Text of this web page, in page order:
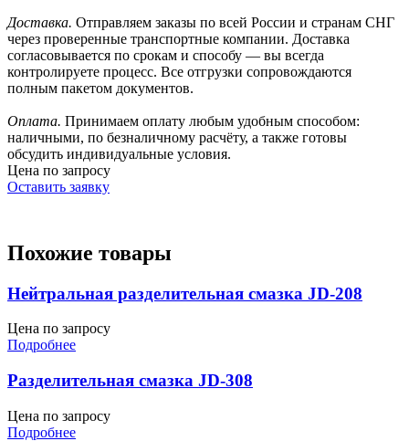
Доставка. Отправляем заказы по всей России и странам СНГ
через проверенные транспортные компании. Доставка
согласовывается по срокам и способу — вы всегда
контролируете процесс. Все отгрузки сопровождаются
полным пакетом документов.
Оплата. Принимаем оплату любым удобным способом:
наличными, по безналичному расчёту, а также готовы
обсудить индивидуальные условия.
Цена по запросу
Оставить заявку
Похожие товары
Нейтральная разделительная смазка JD-208
Цена по запросу
Подробнее
Разделительная смазка JD-308
Цена по запросу
Подробнее